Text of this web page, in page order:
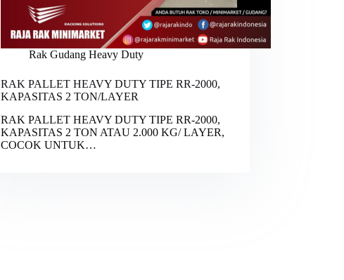
Rak Gudang Heavy Duty
RAK PALLET HEAVY DUTY TIPE RR-2000,
KAPASITAS 2 TON/LAYER
RAK PALLET HEAVY DUTY TIPE RR-2000,
KAPASITAS 2 TON ATAU 2.000 KG/ LAYER,
COCOK UNTUK…